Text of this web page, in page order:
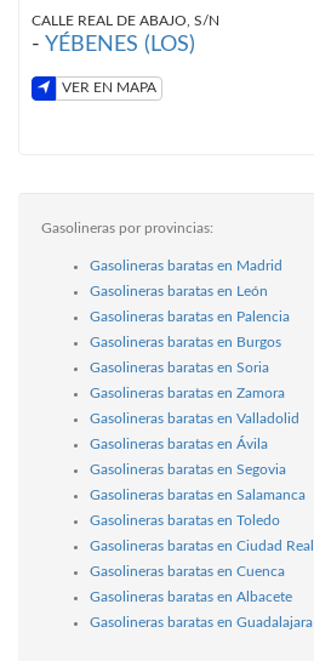
CALLE REAL DE ABAJO, S/N
- YÉBENES (LOS)
VER EN MAPA
Gasolineras por provincias:
Gasolineras baratas en Madrid
Gasolineras baratas en León
Gasolineras baratas en Palencia
Gasolineras baratas en Burgos
Gasolineras baratas en Soria
Gasolineras baratas en Zamora
Gasolineras baratas en Valladolid
Gasolineras baratas en Ávila
Gasolineras baratas en Segovia
Gasolineras baratas en Salamanca
Gasolineras baratas en Toledo
Gasolineras baratas en Ciudad Real
Gasolineras baratas en Cuenca
Gasolineras baratas en Albacete
Gasolineras baratas en Guadalajara